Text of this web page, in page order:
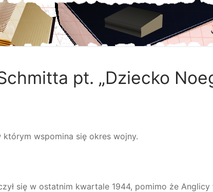
pt. „Dziecko
wspomina się okres wojny.
się w ostatnim kwartale 1944, pomimo że